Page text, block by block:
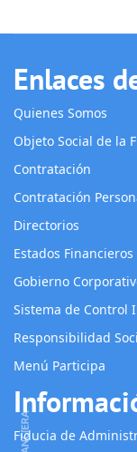
Quienes Somos
Objeto Social de la
Contratación
Contratación
Directorios
Estados Financieros
Gobierno
Sistema de Control
Responsibilidad
Menú Participa
Fiducia de